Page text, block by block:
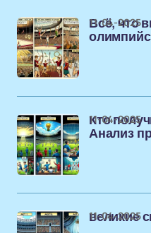
Всё, что
11-04-2025
Кто
Анализ
11-04-2025
великие
11-04-2025